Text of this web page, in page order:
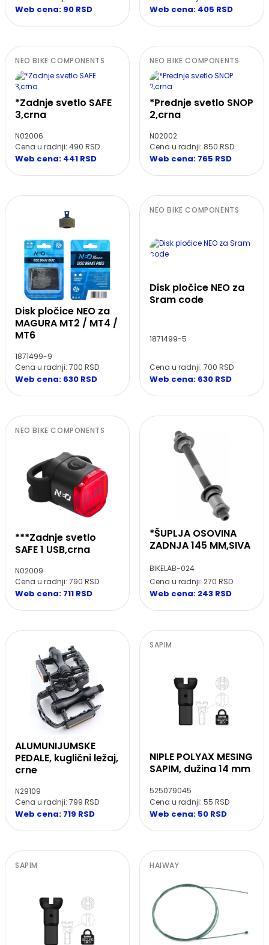
Web cena: 90 RSD Web cena: 405 RSD
NEO BIKE COMPONENTS
*Zadnje svetlo SAFE
3,crna
N02006
Cena u radnji: 490 RSD
Web cena: 441 RSD
NEO BIKE COMPONENTS
*Prednje svetlo SNOP
2,crna
N02002
Cena u radnji: 850 RSD
Web cena: 765 RSD
Disk pločice NEO za
MAGURA MT2 / MT4 /
MT6
1871499-9
Cena u radnji: 700 RSD
Web cena: 630 RSD
NEO BIKE COMPONENTS
Disk pločice NEO za
Sram code
1871499-5
Cena u radnji: 700 RSD
Web cena: 630 RSD
NEO BIKE COMPONENTS
***Zadnje svetlo
SAFE 1 USB,crna
N02009
Cena u radnji: 790 RSD
Web cena: 711 RSD
*ŠUPLJA OSOVINA
ZADNJA 145 MM,SIVA
BIKELAB-024
Cena u radnji: 270 RSD
Web cena: 243 RSD
ALUMUNIJUMSKE
PEDALE, kuglični ležaj,
crne
N29109
Cena u radnji: 799 RSD
Web cena: 719 RSD
SAPIM
NIPLE POLYAX MESING
SAPIM, dužina 14 mm
525079045
Cena u radnji: 55 RSD
Web cena: 50 RSD
SAPIM HAIWAY